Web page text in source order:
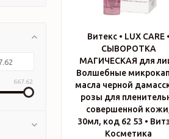
667.62
Витекс • LUX CARE •
СЫВОРОТКА
МАГИЧЕСКАЯ для
Волшебные
масла черной
розы для
совершенной
30мл, код 62 53 • Витэкс
Косметика